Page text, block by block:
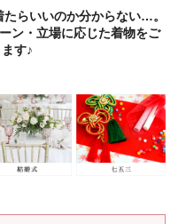
らいいのか分からない…。
ン・立場に応じた着物をご
す♪